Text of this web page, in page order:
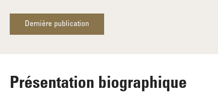
Dernière publication
Présentation biographique